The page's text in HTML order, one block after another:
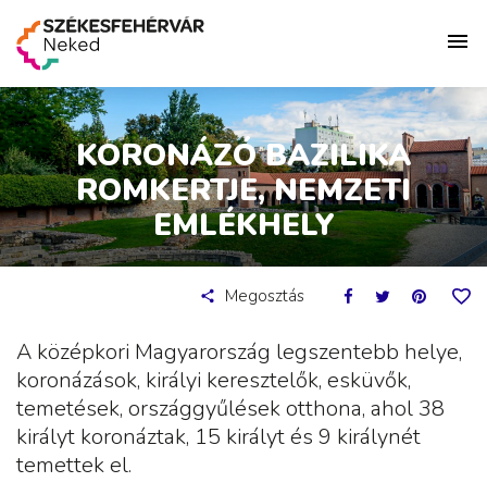
KORONÁZÓ BAZILIKA
ROMKERTJE, NEMZETI
EMLÉKHELY
Megosztás
A középkori Magyarország legszentebb helye,
koronázások, királyi keresztelők, esküvők,
temetések, országgyűlések otthona, ahol 38
királyt koronáztak, 15 királyt és 9 királynét
temettek el.